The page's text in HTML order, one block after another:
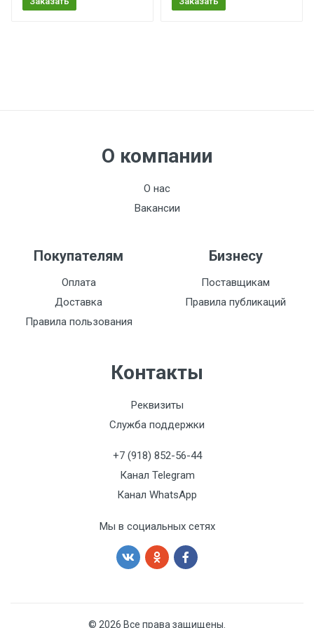
О компании
О нас
Вакансии
Покупателям
Оплата
Доставка
Правила пользования
Бизнесу
Поставщикам
Правила публикаций
Контакты
Реквизиты
Служба поддержки
+7 (918) 852-56-44
Канал Telegram
Канал WhatsApp
Мы в социальных сетях
© 2026 Все права защищены.